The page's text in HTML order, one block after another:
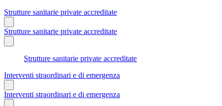
Strutture sanitarie private accreditate
Strutture sanitarie private accreditate
Strutture sanitarie private accreditate
Interventi straordinari e di emergenza
Interventi straordinari e di emergenza